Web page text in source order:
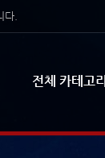
다.
사항 ****전체 카테고리